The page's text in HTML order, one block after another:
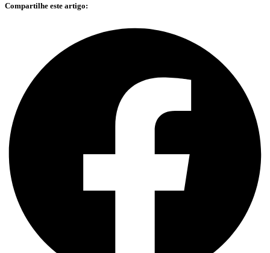
Compartilhe este artigo: